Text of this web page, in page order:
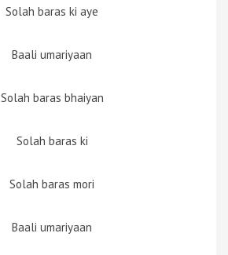
Solah baras ki aye
Baali umariyaan
Solah baras bhaiyan
Solah baras ki
Solah baras mori
Baali umariyaan